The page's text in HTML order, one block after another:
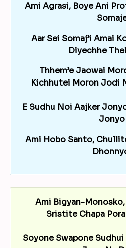
Ami Agrasi, Boye Ani
Aar Sei Somaj’i Amai
Diyechhe
Thhem’e Jaowai
Kichhutei Moron Jodi
E Sudhu Noi Aajker
Jonyo
Ami Hobo Santo,
Ami Bigyan-
Sristite Chapa
Soyone Swapone